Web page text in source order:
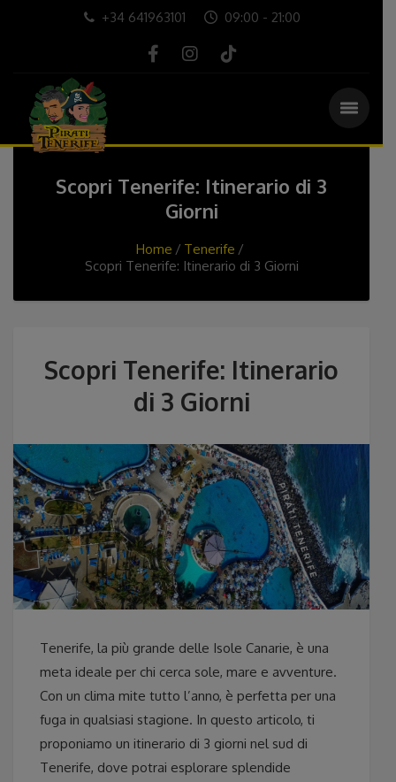
+34 641963101 09:00 - 21:00
Scopri Tenerife: Itinerario di 3
Giorni
Home
Tenerife
Scopri Tenerife: Itinerario di 3 Giorni
Scopri Tenerife: Itinerario
di 3 Giorni
Tenerife, la più grande delle Isole Canarie, è una
meta ideale per chi cerca sole, mare e avventure.
Con un clima mite tutto l’anno, è perfetta per una
fuga in qualsiasi stagione. In questo articolo, ti
proponiamo un itinerario di 3 giorni nel sud di
Tenerife, dove potrai esplorare splendide